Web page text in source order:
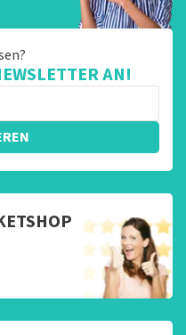
is dus niet te missen.
door naar het originele
doen. Wij hopen dat
fantastische avond
Johan
AN!